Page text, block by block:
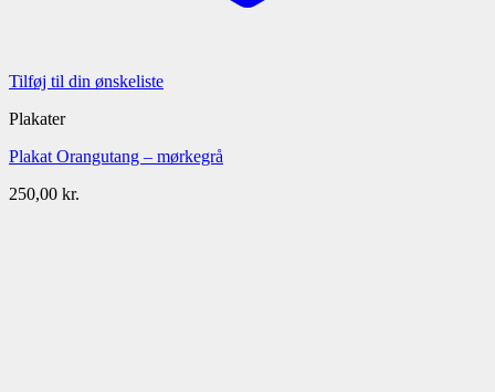
Tilføj til din ønskeliste
Plakater
Plakat Orangutang – mørkegrå
250,00 kr.